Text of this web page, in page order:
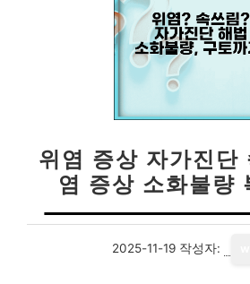
위염 증상 자가진단
염 증상 소화불량
2025-11-19 작성자: